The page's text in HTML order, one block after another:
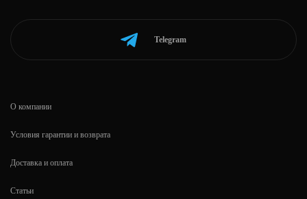
Telegram
О компании
Условия гарантии и возврата
Доставка и оплата
Статьи